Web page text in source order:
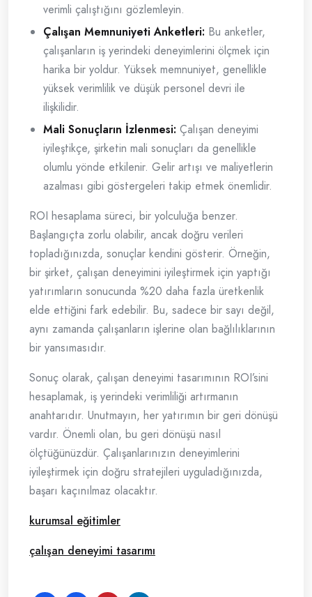
verimli çalıştığını gözlemleyin.
Çalışan Memnuniyeti Anketleri: Bu anketler,
çalışanların iş yerindeki deneyimlerini ölçmek için
harika bir yoldur. Yüksek memnuniyet, genellikle
yüksek verimlilik ve düşük personel devri ile
ilişkilidir.
Mali Sonuçların İzlenmesi: Çalışan deneyimi
iyileştikçe, şirketin mali sonuçları da genellikle
olumlu yönde etkilenir. Gelir artışı ve maliyetlerin
azalması gibi göstergeleri takip etmek önemlidir.
ROI hesaplama süreci, bir yolculuğa benzer.
Başlangıçta zorlu olabilir, ancak doğru verileri
topladığınızda, sonuçlar kendini gösterir. Örneğin,
bir şirket, çalışan deneyimini iyileştirmek için yaptığı
yatırımların sonucunda %20 daha fazla üretkenlik
elde ettiğini fark edebilir. Bu, sadece bir sayı değil,
aynı zamanda çalışanların işlerine olan bağlılıklarının
bir yansımasıdır.
Sonuç olarak, çalışan deneyimi tasarımının ROI’sini
hesaplamak, iş yerindeki verimliliği artırmanın
anahtarıdır. Unutmayın, her yatırımın bir geri dönüşü
vardır. Önemli olan, bu geri dönüşü nasıl
ölçtüğünüzdür. Çalışanlarınızın deneyimlerini
iyileştirmek için doğru stratejileri uyguladığınızda,
başarı kaçınılmaz olacaktır.
kurumsal eğitimler
çalışan deneyimi tasarımı